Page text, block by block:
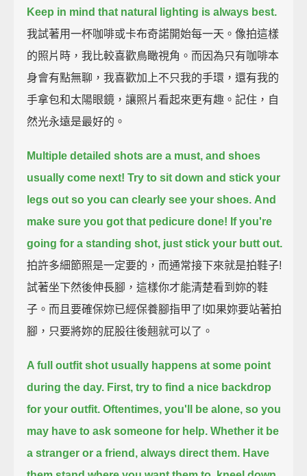
Keep in mind that natural lighting is always best.
我試著用一杯咖啡或卡布奇諾開始每一天。像拍這樣
的照片時，我比較喜歡鳥瞰視角。而因為只有咖啡本
身會有點無聊，我喜歡加上不只我的手環，還有我的
手拿包和太陽眼鏡，讓照片看起來更有趣。記住，自
然光永遠是最好的。
Multiple detailed shots are a must, and shoes
usually come next! Try to sit down and stick your
legs out so you can clearly see your shoes. And
make sure you got that pedicure done! If you're
going for a standing shot, just stick your butt out.
拍許多細節照是一定要的，而通常接下來就是拍鞋子!
試著坐下然後伸長腳，這樣你才能清楚看到妳的鞋
子。而且要確保妳已經保養腳指甲了!如果妳要站著拍
腳，只要將妳的屁股往後翹就可以了。
A full outfit shot usually happens at some point
during the day. First, try to find a nice backdrop
for your outfit. Oftentimes, you'll be alone, so you
may have to ask someone for help. Whether it be
a stranger or a friend, always direct them. Have